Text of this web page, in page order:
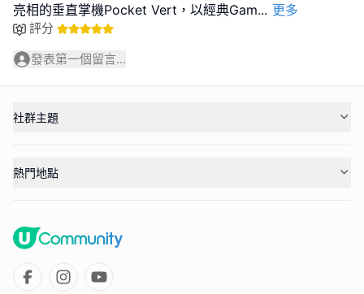
亮相的垂直掌機Pocket Vert，以經典Gam... 更多
評分
發表第一個留言...
社群主題
熱門地點